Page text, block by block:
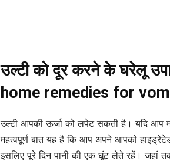
उल्टी को दूर करने के घरेलू
home remedies for
उल्टी आपकी ऊर्जा को लपेट सकती है। यदि आप
महत्वपूर्ण बात यह है कि आप अपने आपको
इसलिए पूरे दिन पानी की एक घूंट लेते रहें। जहां